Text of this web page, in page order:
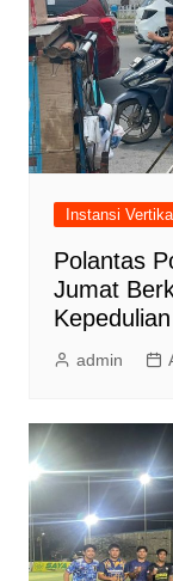
Instansi Vertikal
Polantas
Jumat
admin